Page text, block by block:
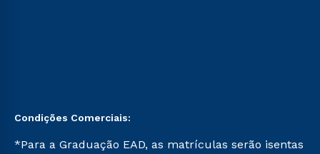
Condições Comerciais:
*Para a Graduação EAD, as matrículas serão isentas